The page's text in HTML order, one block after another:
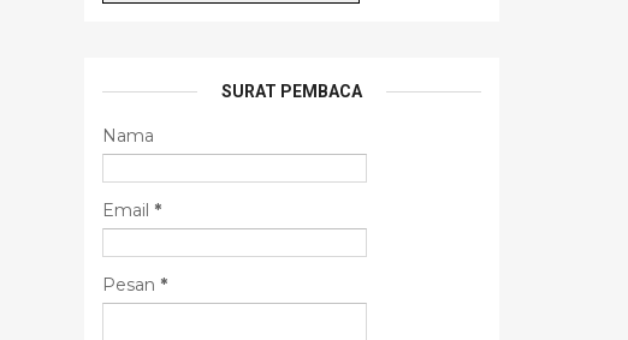
SURAT PEMBACA
Nama
Email *
Pesan *